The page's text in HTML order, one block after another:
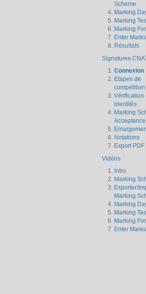
Scheme
Marking
Marking
Marking
Enter Marks
Résultats
Signatures
Connexion
Etapes de
compétition
Vérification
identités
Marking
Acceptance
Notations
Export PDF
Vidéos
Intro
Marking
Exporter/
Marking
Marking
Marking
Marking
Enter Marks